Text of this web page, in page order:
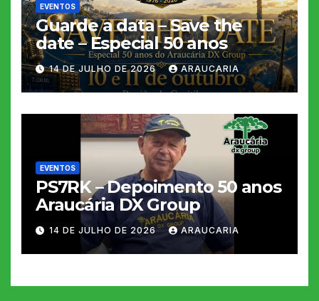
EVENTOS
Guarde a data – Save the
date – Especial 50 anos
14 DE JULHO DE 2026 ARAUCARIA
EVENTOS
PS7RK – Depoimento 50 anos
Araucária DX Group
14 DE JULHO DE 2026 ARAUCARIA